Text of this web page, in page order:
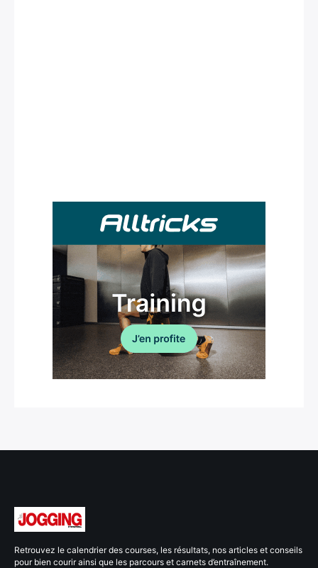
Retrouvez le calendrier des courses, les résultats, nos articles et conseils
pour bien courir ainsi que les parcours et carnets d’entraînement.